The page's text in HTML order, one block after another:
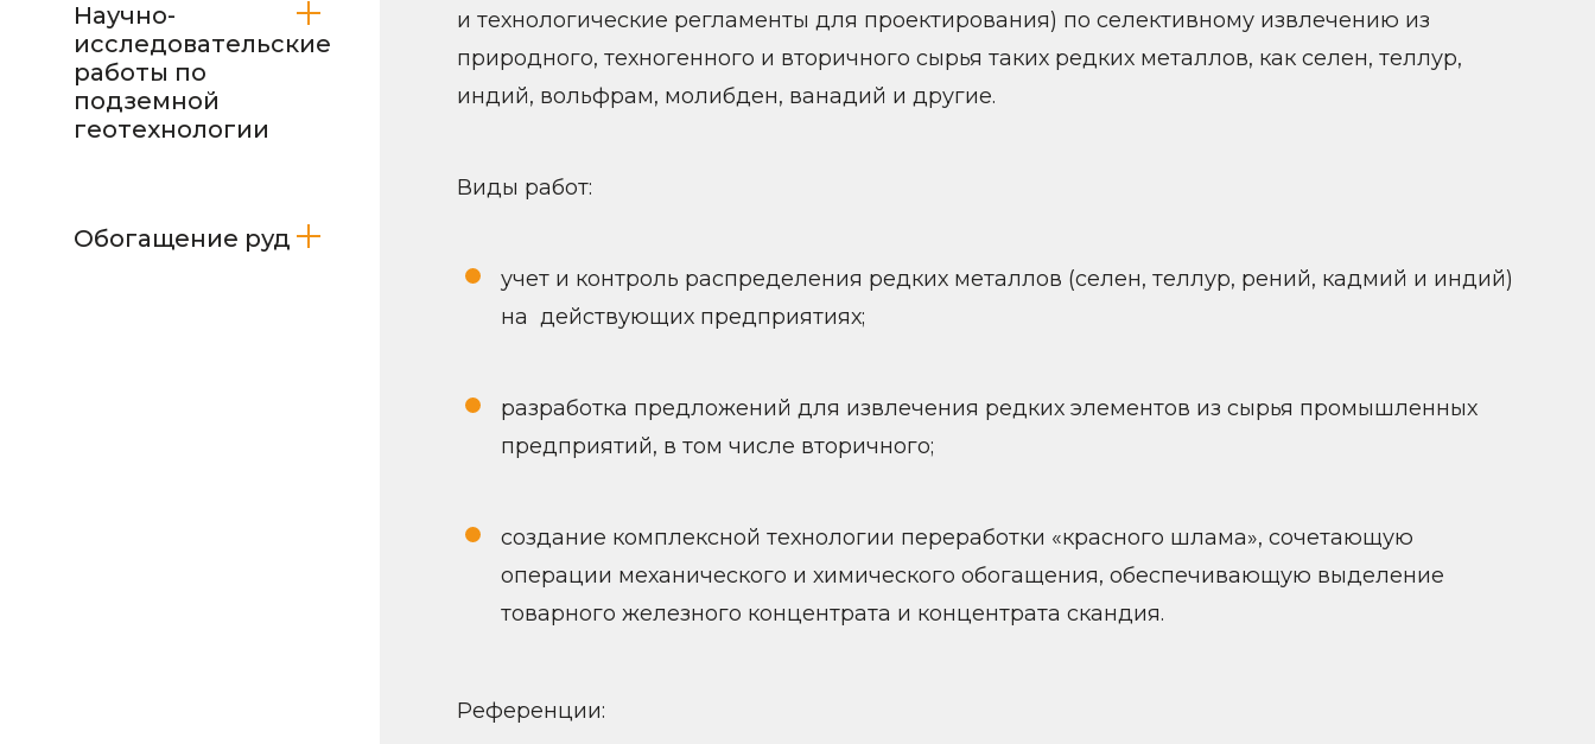
Научно-
исследовательские
работы по
подземной
геотехнологии
Обогащение руд
и технологические регламенты для проектирования) по селективному извлечению из
природного, техногенного и вторичного сырья таких редких металлов, как селен, теллур,
индий, вольфрам, молибден, ванадий и другие.
Виды работ:
учет и контроль распределения редких металлов (селен, теллур, рений, кадмий и индий)
на действующих предприятиях;
разработка предложений для извлечения редких элементов из сырья промышленных
предприятий, в том числе вторичного;
создание комплексной технологии переработки «красного шлама», сочетающую
операции механического и химического обогащения, обеспечивающую выделение
товарного железного концентрата и концентрата скандия.
Референции: